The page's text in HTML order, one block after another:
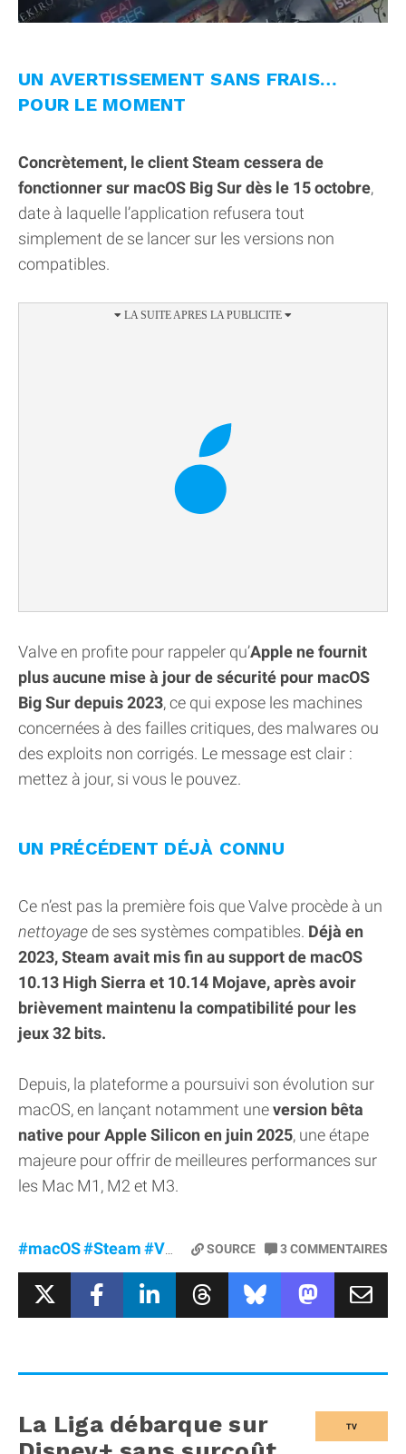
UN AVERTISSEMENT SANS FRAIS…
POUR LE MOMENT
Concrètement, le client Steam cessera de
fonctionner sur macOS Big Sur dès le 15 octobre,
date à laquelle l’application refusera tout
simplement de se lancer sur les versions non
compatibles.
Valve en profite pour rappeler qu’Apple ne fournit
plus aucune mise à jour de sécurité pour macOS
Big Sur depuis 2023, ce qui expose les machines
concernées à des failles critiques, des malwares ou
des exploits non corrigés. Le message est clair :
mettez à jour, si vous le pouvez.
UN PRÉCÉDENT DÉJÀ CONNU
Ce n’est pas la première fois que Valve procède à un
nettoyage de ses systèmes compatibles. Déjà en
2023, Steam avait mis fin au support de macOS
10.13 High Sierra et 10.14 Mojave, après avoir
brièvement maintenu la compatibilité pour les
jeux 32 bits.
Depuis, la plateforme a poursuivi son évolution sur
macOS, en lançant notamment uneversion bêta
native pour Apple Silicon en juin 2025, une étape
majeure pour offrir de meilleures performances sur
les Mac M1, M2 et M3.
#macOS#Steam#Valve SOURCE 3COMMENTAIRES
TV
La Liga débarque sur